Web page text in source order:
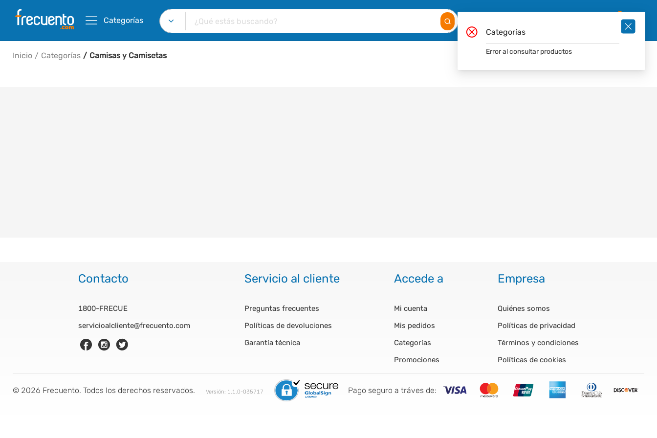
Categorías
Inicio Categorías Camisas y Camisetas
Contacto
1800-FRECUE
servicioalcliente@frecuento.com
Servicio al cliente
Preguntas frecuentes
Políticas de devoluciones
Garantía técnica
Accede a
Mi cuenta
Mis pedidos
Categorías
Promociones
Empresa
Quiénes somos
Políticas de privacidad
Términos y condiciones
Políticas de cookies
© 2026 Frecuento. Todos los derechos reservados. Versión: 1.1.0-035717 Pago seguro a tráves de:
Categorías
Error al consultar productos